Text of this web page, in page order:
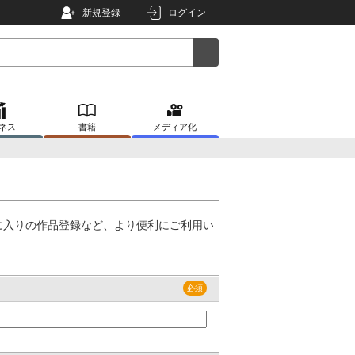
新規登録 ログイン
ス 書籍 メディア化
りの作品登録など、より便利にご利用い